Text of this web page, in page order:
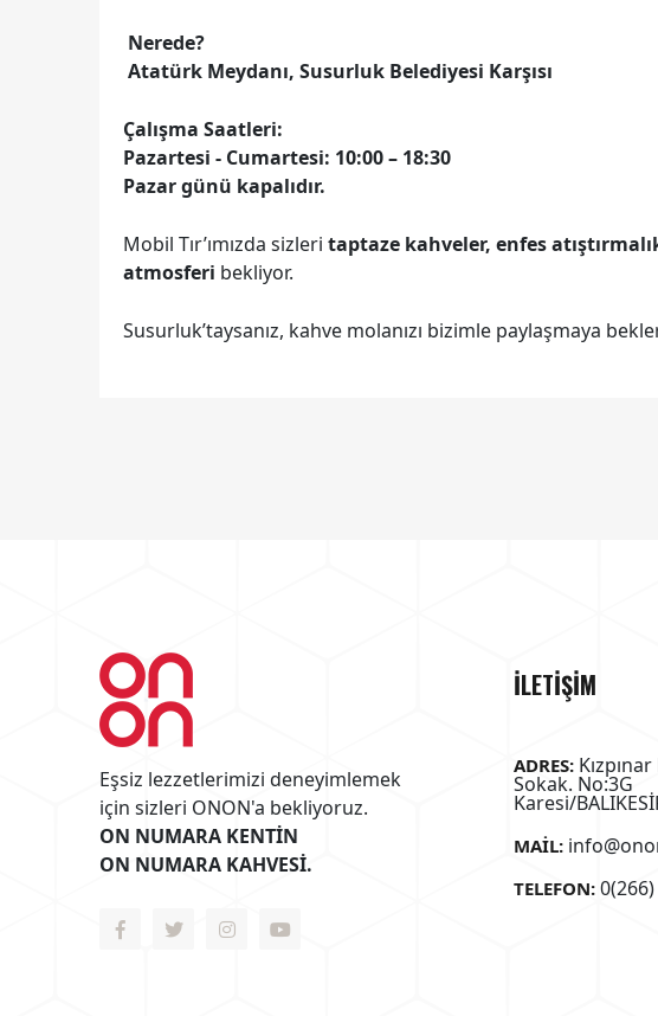
Nerede?
Atatürk Meydanı, Susurluk Belediyesi Karşısı
Çalışma Saatleri:
Pazartesi - Cumartesi: 10:00 – 18:30
Pazar günü kapalıdır.
Mobil Tır’ımızda sizleri taptaze kahveler, enfes
atmosferi bekliyor.
Susurluk’taysanız, kahve molanızı bizimle paylaşmaya
Eşsiz lezzetlerimizi deneyimlemek
için sizleri ONON'a bekliyoruz.
ON NUMARA KENTİN
ON NUMARA KAHVESİ.
İLETİŞİM
ADRES:
Sokak. No:3G
Karesi/
MAIL:
TELEFON: